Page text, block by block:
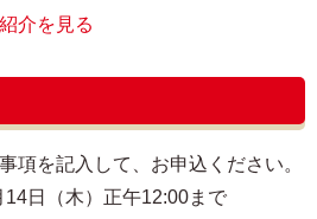
介を見る
項を記入して、お申込ください。
日（木）正午12:00まで